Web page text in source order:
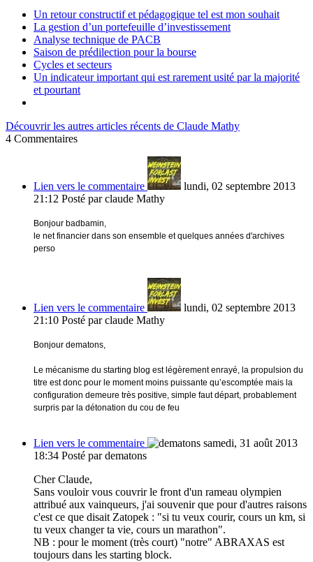
Un retour constructif et pédagogique tel est mon souhait
La gestion d’un portefeuille d’investissement
Analyse technique de PACB
Saison de prédilection pour la bourse
Cycles et secteurs
Un indicateur important qui est rarement usité par la majorité
et pourtant
Découvrir les autres articles récents de Claude Mathy
4 Commentaires
Lien vers le commentaire
lundi, 02 septembre 2013
21:12 Posté par claude Mathy
Bonjour badbamin,
le net financier dans son ensemble et quelques années d'archives
perso
Lien vers le commentaire
lundi, 02 septembre 2013
21:10 Posté par claude Mathy
Bonjour dematons,
Le mécanisme du starting blog est légèrement enrayé, la propulsion du
titre est donc pour le moment moins puissante qu’escomptée mais la
configuration demeure très positive, simple faut départ, probablement
surpris par la détonation du cou de feu
Lien vers le commentaire
samedi, 31 août 2013
18:34 Posté par dematons
Cher Claude,
Sans vouloir vous couvrir le front d'un rameau olympien
attribué aux vainqueurs, j'ai souvenir que pour d'autres raisons
c'est ce que disait Zatopek : "si tu veux courir, cours un km, si
tu veux changer ta vie, cours un marathon".
NB : pour le moment (très court) "notre" ABRAXAS est
toujours dans les starting block.